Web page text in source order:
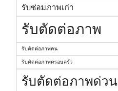
รับซ่อมภาพเก่า
รับตัดต่อภาพ
รับตัดต่อภาพคน
รับตัดต่อภาพครอบครัว
รับตัดต่อภาพด่วน